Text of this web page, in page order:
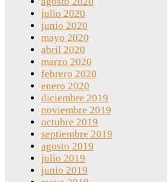
julio 2020
junio 2020
mayo 2020
abril 2020
marzo 2020
febrero 2020
enero 2020
diciembre 2019
noviembre 2019
octubre 2019
septiembre 2019
agosto 2019
julio 2019
junio 2019